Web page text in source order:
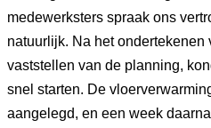
medewerksters spraak ons
natuurlijk. Na het ondertekenen
vaststellen van de planning,
snel starten. De
aangelegd, en een week